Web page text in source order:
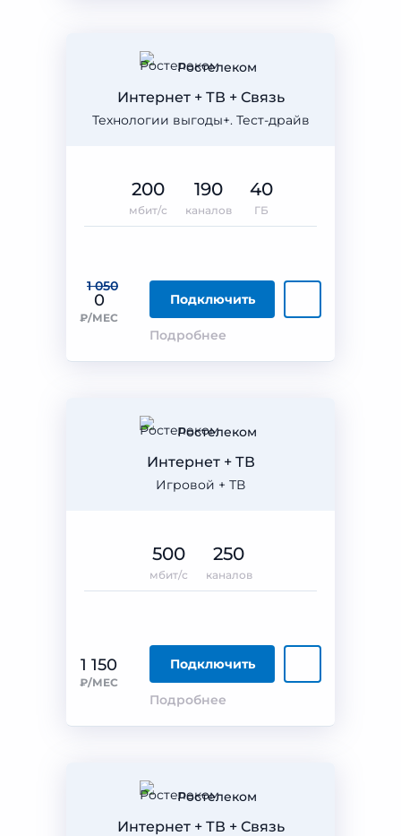
Ростелеком
Технологии выгоды+. Тест-драйв
Интернет + ТВ + Связь
1 050
0
₽/МЕС
Подключить
Подробнее
200
мбит/с
190
каналов
40
ГБ
Ростелеком
Игровой + ТВ
Интернет + ТВ
1 150
₽/МЕС
Подключить
Подробнее
500
мбит/с
250
каналов
Ростелеком
Интернет + ТВ + Связь